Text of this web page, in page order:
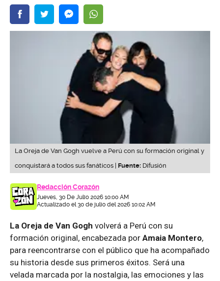
La Oreja de Van Gogh vuelve a Perú con su formación original y
conquistará a todos sus fanáticos | Fuente: Difusión
Redacción Corazón
Jueves, 30 De Julio 2026 10:00 AM
Actualizado el 30 de julio del 2026 10:02 AM
La Oreja de Van Gogh volverá a Perú con su
formación original, encabezada por Amaia Montero,
para reencontrarse con el público que ha acompañado
su historia desde sus primeros éxitos. Será una
velada marcada por la nostalgia, las emociones y las